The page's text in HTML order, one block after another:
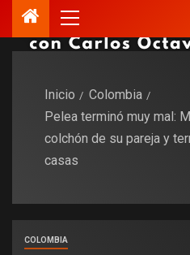
Inicio
Colombia
Pelea terminó muy mal:
colchón de su pareja y
casas
COLOMBIA